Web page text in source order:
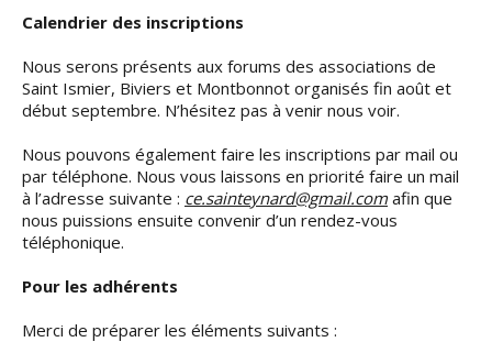
Calendrier des inscriptions
Nous serons présents aux forums des associations de
Saint Ismier, Biviers et Montbonnot organisés fin août et
début septembre. N’hésitez pas à venir nous voir.
Nous pouvons également faire les inscriptions par mail ou
par téléphone. Nous vous laissons en priorité faire un mail
à l’adresse suivante : ce.sainteynard@gmail.comafin que
nous puissions ensuite convenir d’un rendez-vous
téléphonique.
Pour les adhérents
Merci de préparer les éléments suivants :